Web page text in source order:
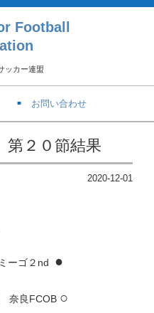
Football
ッカー連盟
お問い合わせ
２０節結果
2020-12-01
ーゴ２nd ●
奈良FCOB ○